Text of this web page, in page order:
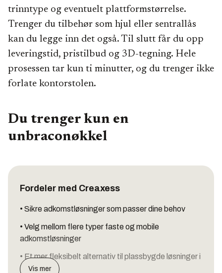
trinntype og eventuelt plattformstørrelse.
Trenger du tilbehør som hjul eller sentrallås
kan du legge inn det også. Til slutt får du opp
leveringstid, pristilbud og 3D-tegning. Hele
prosessen tar kun ti minutter, og du trenger ikke
forlate kontorstolen.
Du trenger kun en
unbraconøkkel
Fordeler med Creaxess
• Sikre adkomstløsninger som passer dine behov
• Velg mellom flere typer faste og mobile
adkomstløsninger
• Et mer fleksibelt alternativ til plassbygde løsninger i
stålVis mer